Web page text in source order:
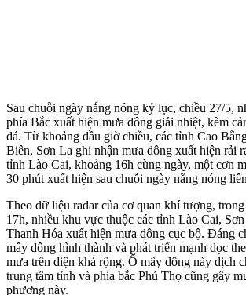
Sau chuỗi ngày nắng nóng kỷ lục, chiều 27/5,
phía Bắc xuất hiện mưa dông giải nhiệt, kèm
đá. Từ khoảng đầu giờ chiều, các tỉnh Cao
Biên, Sơn La ghi nhận mưa dông xuất hiện rải
tỉnh Lào Cai, khoảng 16h cùng ngày, một cơn
30 phút xuất hiện sau chuỗi ngày nắng nóng
Theo dữ liệu radar của cơ quan khí tượng,
17h, nhiều khu vực thuộc các tỉnh Lào Cai,
Thanh Hóa xuất hiện mưa dông cục bộ. Đáng
mây dông hình thành và phát triển mạnh dọc
mưa trên diện khá rộng. Ổ mây dông này dịch
trung tâm tỉnh và phía bắc Phú Thọ cũng gây
phương này.